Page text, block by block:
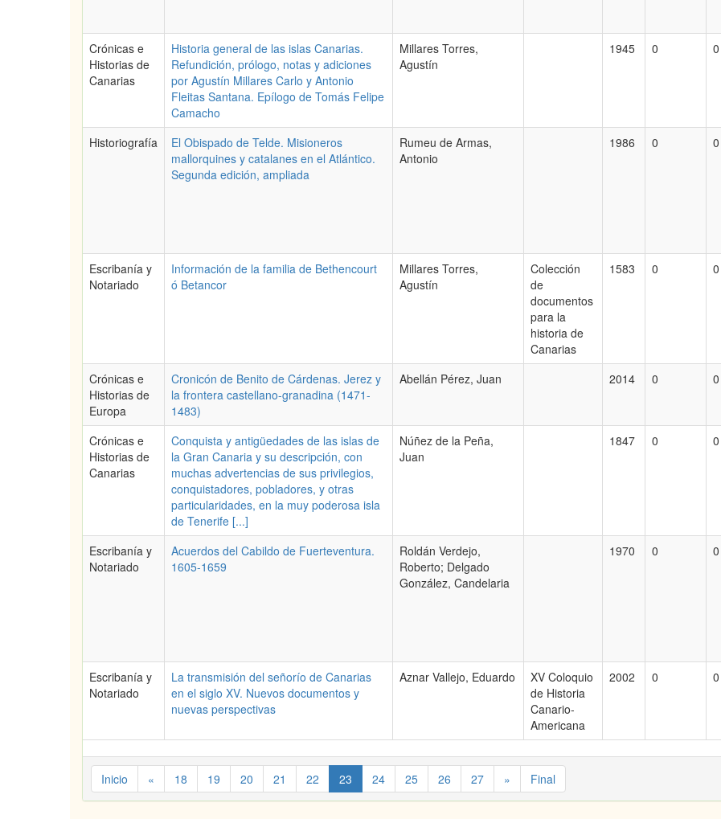
Crónicas e
Historias de
Canarias
Historia general de las islas Canarias.
Refundición, prólogo, notas y adiciones
por Agustín Millares Carlo y Antonio
Fleitas Santana. Epílogo de Tomás Felipe
Camacho
Millares Torres,
Agustín
1945 0 0
Historiografía
El Obispado de Telde. Misioneros
mallorquines y catalanes en el Atlántico.
Segunda edición, ampliada
Rumeu de Armas,
Antonio
1986 0 0
Escribanía y
Notariado
Información de la familia de Bethencourt
ó Betancor
Millares Torres,
Agustín
Colección
de
documentos
para la
historia de
Canarias
1583 0 0
Crónicas e
Historias de
Europa
Cronicón de Benito de Cárdenas. Jerez y
la frontera castellano-granadina (1471-
1483)
Abellán Pérez, Juan 2014 0 0
Crónicas e
Historias de
Canarias
Conquista y antigüedades de las islas de
la Gran Canaria y su descripción, con
muchas advertencias de sus privilegios,
conquistadores, pobladores, y otras
particularidades, en la muy poderosa isla
de Tenerife [...]
Núñez de la Peña,
Juan
1847 0 0
Escribanía y
Notariado
Acuerdos del Cabildo de Fuerteventura.
1605-1659
Roldán Verdejo,
Roberto; Delgado
González, Candelaria
1970 0 0
Escribanía y
Notariado
La transmisión del señorío de Canarias
en el siglo XV. Nuevos documentos y
nuevas perspectivas
Aznar Vallejo, Eduardo
XV Coloquio
de Historia
Canario-
Americana
2002 0 0
Inicio « 18 19 20 21 22 23 24 25 26 27 » Final